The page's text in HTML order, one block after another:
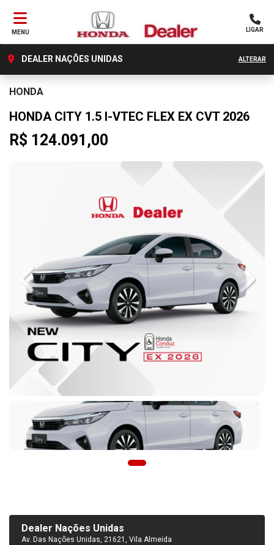
MENU LIGAR
DEALER NAÇÕES UNIDAS ALTERAR
HONDA
HONDA CITY 1.5 I-VTEC FLEX EX CVT 2026
R$ 124.091,00
Previous Next
Dealer Nações Unidas
Av. Das Nações Unidas, 21621, Vila Almeida